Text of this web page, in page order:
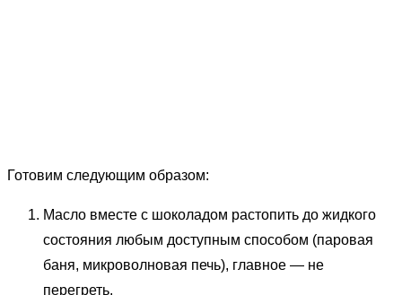
Готовим следующим образом:
Масло вместе с шоколадом растопить до жидкого
состояния любым доступным способом (паровая
баня, микроволновая печь), главное — не
перегреть.